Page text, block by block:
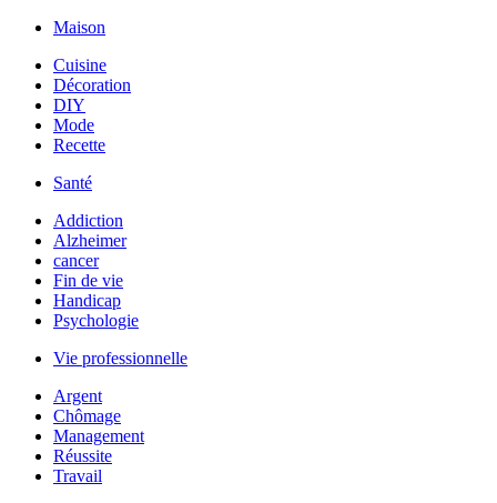
Maison
Cuisine
Décoration
DIY
Mode
Recette
Santé
Addiction
Alzheimer
cancer
Fin de vie
Handicap
Psychologie
Vie professionnelle
Argent
Chômage
Management
Réussite
Travail